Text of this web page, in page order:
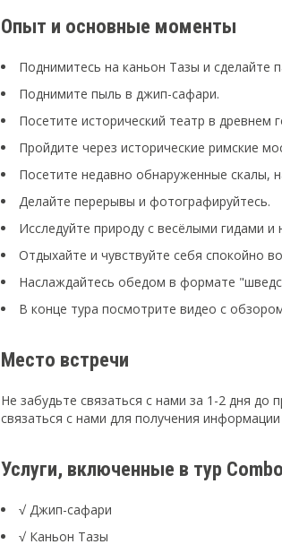
Опыт и основные моменты
Поднимитесь на каньон Тазы и сделайте
Поднимите пыль в джип-сафари.
Посетите исторический театр в древнем
Пройдите через исторические римские
Посетите недавно обнаруженные скалы,
Делайте перерывы и фотографируйтесь.
Исследуйте природу с весёлыми гидами и
Отдыхайте и чувствуйте себя спокойно
Наслаждайтесь обедом в формате
В конце тура посмотрите видео с
Место встречи
Не забудьте связаться с нами за 1-2 дня
связаться с нами для получения
Услуги, включенные в тур
√ Джип-сафари
√ Каньон Тазы